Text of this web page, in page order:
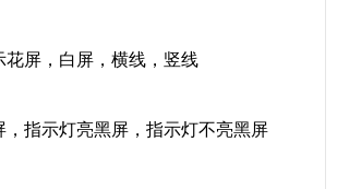
屏，白屏，横线，竖线
指示灯亮黑屏，指示灯不亮黑屏